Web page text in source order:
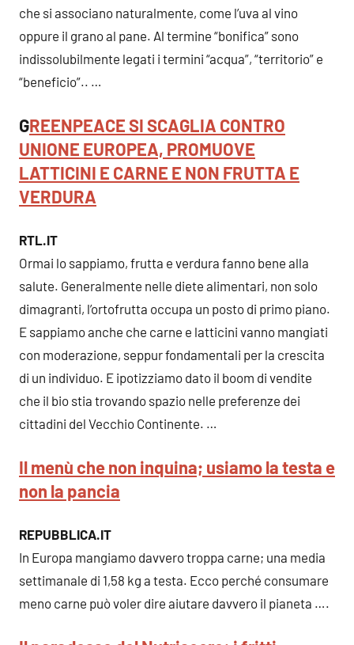
che si associano naturalmente, come l’uva al vino
oppure il grano al pane. Al termine “bonifica” sono
indissolubilmente legati i termini “acqua”, “territorio” e
“beneficio”.. …
GREENPEACE SI SCAGLIA CONTRO
UNIONE EUROPEA, PROMUOVE
LATTICINI E CARNE E NON FRUTTA E
VERDURA
RTL.IT
Ormai lo sappiamo, frutta e verdura fanno bene alla
salute. Generalmente nelle diete alimentari, non solo
dimagranti, l’ortofrutta occupa un posto di primo piano.
E sappiamo anche che carne e latticini vanno mangiati
con moderazione, seppur fondamentali per la crescita
di un individuo. E ipotizziamo dato il boom di vendite
che il bio stia trovando spazio nelle preferenze dei
cittadini del Vecchio Continente. …
Il menù che non inquina; usiamo la testa e
non la pancia
REPUBBLICA.IT
In Europa mangiamo davvero troppa carne; una media
settimanale di 1,58 kg a testa. Ecco perché consumare
meno carne può voler dire aiutare davvero il pianeta ….